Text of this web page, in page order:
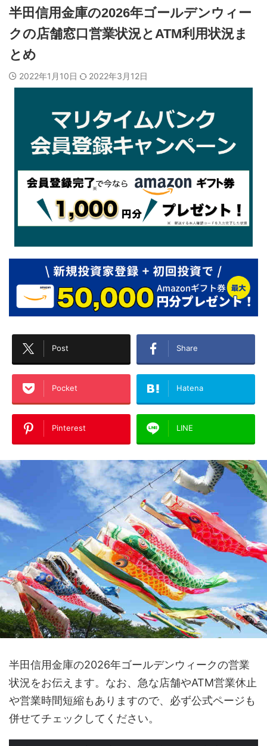
半田信用金庫の2026年ゴールデンウィー
クの店舗窓口営業状況とATM利用状況ま
とめ
2022年1月10日 2022年3月12日
Post Share
Pocket Hatena
Pinterest LINE
半田信用金庫の2026年ゴールデンウィークの営業
状況をお伝えます。なお、急な店舗やATM営業休止
や営業時間短縮もありますので、必ず公式ページも
併せてチェックしてください。